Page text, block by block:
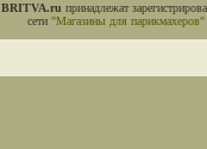
BRITVA.ru принадлежат
сети "Магазины для парикмахеров"